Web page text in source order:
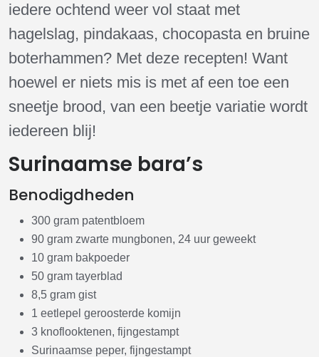
iedere ochtend weer vol staat met
hagelslag, pindakaas, chocopasta en bruine
boterhammen? Met deze recepten! Want
hoewel er niets mis is met af een toe een
sneetje brood, van een beetje variatie wordt
iedereen blij!
Surinaamse bara’s
Benodigdheden
300 gram patentbloem
90 gram zwarte mungbonen, 24 uur geweekt
10 gram bakpoeder
50 gram tayerblad
8,5 gram gist
1 eetlepel geroosterde komijn
3 knoflooktenen, fijngestampt
Surinaamse peper, fijngestampt